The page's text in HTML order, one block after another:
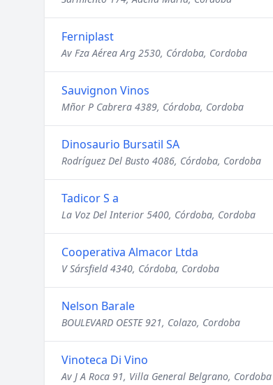
Ferniplast
Av Fza Aérea Arg 2530, Córdoba, Cordoba
Sauvignon Vinos
Mñor P Cabrera 4389, Córdoba, Cordoba
Dinosaurio Bursatil SA
Rodríguez Del Busto 4086, Córdoba, Cordoba
Tadicor S a
La Voz Del Interior 5400, Córdoba, Cordoba
Cooperativa Almacor Ltda
V Sársfield 4340, Córdoba, Cordoba
Nelson Barale
BOULEVARD OESTE 921, Colazo, Cordoba
Vinoteca Di Vino
Av J A Roca 91, Villa General Belgrano, Cordoba